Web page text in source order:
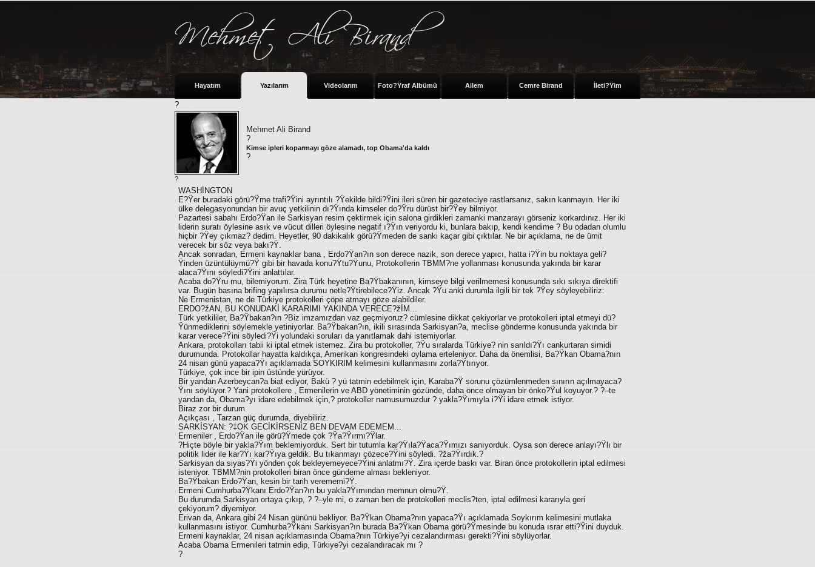
Hayatım Yazılarım Videolarım Foto?Ÿraf Albümü Ailem Cemre Birand İleti?Ÿim
?
Mehmet Ali Birand
?
Kimse ipleri koparmayı göze alamadı, top Obama'da kaldı
?
?
WASHİNGTON
E?Ÿer buradaki görü?Ÿme trafi?Ÿini ayrıntılı ?Ÿekilde bildi?Ÿini ileri süren bir gazeteciye rastlarsanız, sakın kanmayın. Her iki
ülke delegasyonundan bir avuç yetkilinin dı?Ÿında kimseler do?Ÿru dürüst bir?Ÿey bilmiyor.
Pazartesi sabahı Erdo?Ÿan ile Sarkisyan resim çektirmek için salona girdikleri zamanki manzarayı görseniz korkardınız. Her iki
liderin suratı öylesine asık ve vücut dilleri öylesine negatif ı?Ÿın veriyordu ki, bunlara bakıp, kendi kendime ? Bu odadan olumlu
hiçbir ?Ÿey çıkmaz? dedim. Heyetler, 90 dakikalık görü?Ÿmeden de sanki kaçar gibi çıktılar. Ne bir açıklama, ne de ümit
verecek bir söz veya bakı?Ÿ.
Ancak sonradan, Ermeni kaynaklar bana , Erdo?Ÿan?ın son derece nazik, son derece yapıcı, hatta i?Ÿin bu noktaya geli?
Ÿinden üzüntülüymü?Ÿ gibi bir havada konu?Ÿtu?Ÿunu, Protokollerin TBMM?ne yollanması konusunda yakında bir karar
alaca?Ÿını söyledi?Ÿini anlattılar.
Acaba do?Ÿru mu, bilemiyorum. Zira Türk heyetine Ba?Ÿbakanının, kimseye bilgi verilmemesi konusunda sıkı sıkıya direktifi
var. Bugün basına brifing yapılırsa durumu netle?Ÿtirebilece?Ÿiz. Ancak ?Ÿu anki durumla ilgili bir tek ?Ÿey söyleyebiliriz:
Ne Ermenistan, ne de Türkiye protokolleri çöpe atmayı göze alabildiler.
ERDO?žAN, BU KONUDAKİ KARARIMI YAKINDA VERECE?žİM...
Türk yetkililer, Ba?Ÿbakan?ın ?Biz imzamızdan vaz geçmiyoruz? cümlesine dikkat çekiyorlar ve protokolleri iptal etmeyi dü?
Ÿünmediklerini söylemekle yetiniyorlar. Ba?Ÿbakan?ın, ikili sırasında Sarkisyan?a, meclise gönderme konusunda yakında bir
karar verece?Ÿini söyledi?Ÿi yolundaki soruları da yanıtlamak dahi istemiyorlar.
Ankara, protokolları tabii ki iptal etmek istemez. Zira bu protokoller, ?Ÿu sıralarda Türkiye? nin sarıldı?Ÿı cankurtaran simidi
durumunda. Protokollar hayatta kaldıkça, Amerikan kongresindeki oylama erteleniyor. Daha da önemlisi, Ba?Ÿkan Obama?nın
24 nisan günü yapaca?Ÿı açıklamada SOYKIRIM kelimesini kullanmasını zorla?Ÿtırıyor.
Türkiye, çok ince bir ipin üstünde yürüyor.
Bir yandan Azerbeycan?a biat ediyor, Bakü ? yü tatmin edebilmek için, Karaba?Ÿ sorunu çözümlenmeden sınırın açılmayaca?
Ÿını söylüyor.? Yani protokollere , Ermenilerin ve ABD yönetiminin gözünde, daha önce olmayan bir önko?Ÿul koyuyor.? ?–te
yandan da, Obama?yı idare edebilmek için,? protokoller namusumuzdur ? yakla?Ÿımıyla i?Ÿi idare etmek istiyor.
Biraz zor bir durum.
Açıkçası , Tarzan güç durumda, diyebiliriz.
SARKİSYAN: ?‡OK GECİKİRSENİZ BEN DEVAM EDEMEM...
Ermeniler , Erdo?Ÿan ile görü?Ÿmede çok ?Ÿa?Ÿırmı?Ÿlar.
?Hiçte böyle bir yakla?Ÿım beklemiyorduk. Sert bir tutumla kar?Ÿıla?Ÿaca?Ÿımızı sanıyorduk. Oysa son derece anlayı?Ÿlı bir
politik lider ile kar?Ÿı kar?Ÿıya geldik. Bu tıkanmayı çözece?Ÿini söyledi. ?ža?Ÿırdık.?
Sarkisyan da siyas?Ÿi yönden çok bekleyemeyece?Ÿini anlatmı?Ÿ. Zira içerde baskı var. Biran önce protokollerin iptal edilmesi
isteniyor. TBMM?nin protokolleri biran önce gündeme alması bekleniyor.
Ba?Ÿbakan Erdo?Ÿan, kesin bir tarih verememi?Ÿ.
Ermeni Cumhurba?Ÿkanı Erdo?Ÿan?ın bu yakla?Ÿımından memnun olmu?Ÿ.
Bu durumda Sarkisyan ortaya çıkıp, ? ?–yle mi, o zaman ben de protokolleri meclis?ten, iptal edilmesi kararıyla geri
çekiyorum? diyemiyor.
Erivan da, Ankara gibi 24 Nisan gününü bekliyor. Ba?Ÿkan Obama?nın yapaca?Ÿı açıklamada Soykırım kelimesini mutlaka
kullanmasını istiyor. Cumhurba?Ÿkanı Sarkisyan?ın burada Ba?Ÿkan Obama görü?Ÿmesinde bu konuda ısrar etti?Ÿini duyduk.
Ermeni kaynaklar, 24 nisan açıklamasında Obama?nın Türkiye?yi cezalandırması gerekti?Ÿini söylüyorlar.
Acaba Obama Ermenileri tatmin edip, Türkiye?yi cezalandıracak mı ?
?